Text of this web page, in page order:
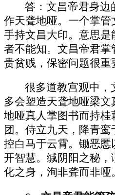
答：文昌帝君身边
作天聋地哑。一个掌
手持文昌大印。意思
者不能知。文昌帝君掌
贵贫贱，保密问题很重
很多道教宫观中，
多会塑造天聋地哑梁文
地哑真人掌图书而持桂
团。侍立九天，降青鸾
控白马于云霄。锄恶慝
开智慧。缄阴阳之秘
化之身，洵非聋而非哑